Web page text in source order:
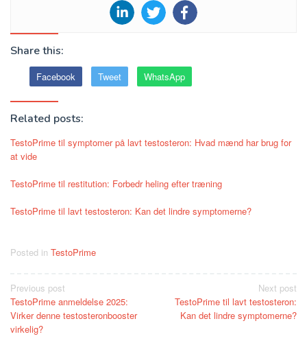
Share this:
Facebook Tweet WhatsApp
Related posts:
TestoPrime til symptomer på lavt testosteron: Hvad mænd har brug for
at vide
TestoPrime til restitution: Forbedr heling efter træning
TestoPrime til lavt testosteron: Kan det lindre symptomerne?
Posted in TestoPrime
Post
navigation
Previous post
TestoPrime anmeldelse 2025:
Virker denne testosteronbooster
virkelig?
Next post
TestoPrime til lavt testosteron:
Kan det lindre symptomerne?